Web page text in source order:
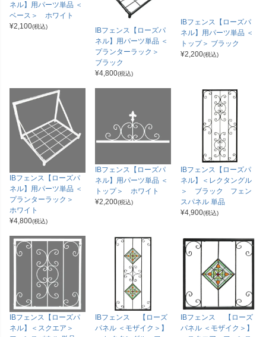
ネル】用パーツ単品 ＜
ベース＞ ホワイト
¥2,100(税込)
IBフェンス【ローズパ
ネル】用パーツ単品 ＜
プランターラック＞
ブラック
¥4,800(税込)
IBフェンス【ローズパ
ネル】用パーツ単品 ＜
トップ＞ ブラック
¥2,200(税込)
IBフェンス【ローズパ
ネル】用パーツ単品 ＜
プランターラック＞
ホワイト
¥4,800(税込)
IBフェンス【ローズパ
ネル】用パーツ単品 ＜
トップ＞ ホワイト
¥2,200(税込)
IBフェンス【ローズパ
ネル】＜レクタングル
＞ ブラック フェン
スパネル 単品
¥4,900(税込)
IBフェンス【ローズパ
ネル】＜スクエア＞
IBフェンス 【ローズ
パネル ＜モザイク＞】
IBフェンス 【ローズ
パネル ＜モザイク＞】